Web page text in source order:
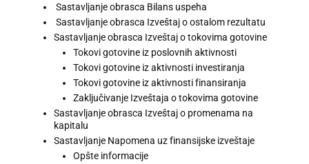
Sastavljanje obrasca Bilans uspeha
Sastavljanje obrasca Izveštaj o ostalom rezultatu
Sastavljanje obrasca Izveštaj o tokovima gotovine
Tokovi gotovine iz poslovnih aktivnosti
Tokovi gotovine iz aktivnosti investiranja
Tokovi gotovine iz aktivnosti finansiranja
Zaključivanje Izveštaja o tokovima gotovine
Sastavljanje obrasca Izveštaj o promenama na
kapitalu
Sastavljanje Napomena uz finansijske izveštaje
Opšte informacije